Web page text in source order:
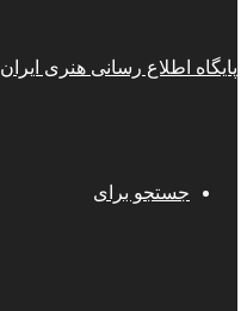
پایگاه اطلاع رسانی هنری ایران
جستجو برای